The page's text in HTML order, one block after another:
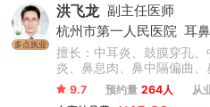
多点执业
洪飞龙 副主任医师
杭州市第一人民医院 耳
擅长：中耳炎、鼓膜穿孔
炎、鼻息肉、鼻中隔偏曲
鼾症、声带疾病、咽炎、
诊断和治疗。
9.7 预约量 264人 从